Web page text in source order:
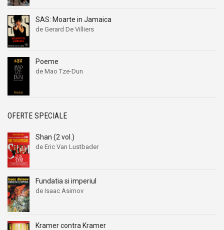
SAS: Moarte in Jamaica
de Gerard De Villiers
Poeme
de Mao Tze-Dun
OFERTE SPECIALE
Shan (2 vol.)
de Eric Van Lustbader
Fundatia si imperiul
de Isaac Asimov
Kramer contra Kramer